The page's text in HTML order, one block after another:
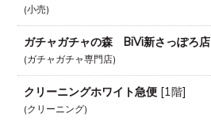
小売
ガチャガチャの森 BiVi新さっぽろ店
ガチャガチャ専門店
クリーニングホワイト急便 [1階]
クリーニング